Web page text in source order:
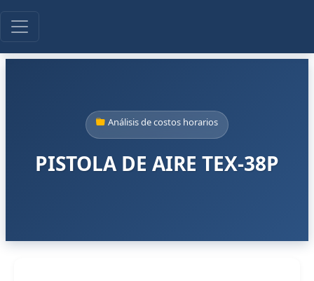
Análisis de costos horarios
PISTOLA DE AIRE TEX-38P